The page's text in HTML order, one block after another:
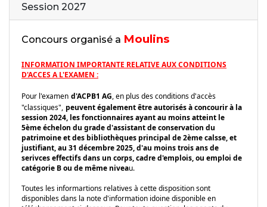
Session 2027
Concours organisé a Moulins
INFORMATION IMPORTANTE RELATIVE AUX CONDITIONS
D'ACCES A L'EXAMEN :
Pour l'examen d'ACPB1 AG, en plus des conditions d'accès
"classiques", peuvent également être autorisés à concourir à la
session 2024, les fonctionnaires ayant au moins atteint le
5ème échelon du grade d'assistant de conservation du
patrimoine et des bibliothèques principal de 2ème calsse, et
justifiant, au 31 décembre 2025, d'au moins trois ans de
serivces effectifs dans un corps, cadre d'emplois, ou emploi de
catégorie B ou de même niveau.
Toutes les informartions relatives à cette disposition sont
disponibles dans la note d'information idoine disponible en